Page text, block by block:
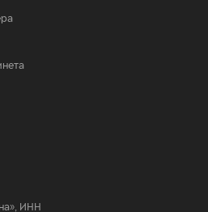
, ИНН